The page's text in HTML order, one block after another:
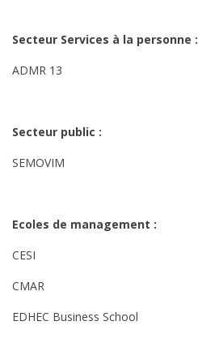
Secteur Services à la personne :
ADMR 13
Secteur public :
SEMOVIM
Ecoles de management :
CESI
CMAR
EDHEC Business School